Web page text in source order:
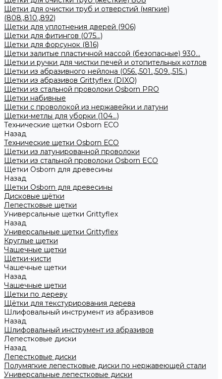
Щетки для очистки труб и отверстий (мягкие)
(808.,810.,892)
Щетки для уплотнения дверей (906)
Щетки для фитингов (075...)
Щетки для форсунок (816)
Щетки залитые пластичной массой (безопасные) 930...
Щетки и ручки для чистки печей и отопительных котлов
Щетки из абразивного нейлона (056..,501..,509..,515..)
Щетки из абразивов Grittyflex (DIXO)
Щетки из стальной проволоки Osborn PRO
Щетки набивные
Щетки с проволокой из нержавейки и латуни
Щетки-метлы для уборки (104...)
Технические щетки Osborn ЕСО
Назад
Технические щетки Osborn ЕСО
Щетки из латунированной проволоки
Щетки из стальной проволоки Osborn ECO
Щетки Osborn для древесины
Назад
Щетки Osborn для древесины
Дисковые щётки
Лепестковые щетки
Универсальные щетки Grittyflex
Назад
Универсальные щетки Grittyflex
Круглые щетки
Чашечные щетки
Щетки-кисти
Чашечные щетки
Назад
Чашечные щетки
Щетки по дереву
Щётки для текстурирования дерева
Шлифовальный инструмент из абразивов
Назад
Шлифовальный инструмент из абразивов
Лепестковые диски
Назад
Лепестковые диски
Полумягкие лепестковые диски по нержавеющей стали
Универсальные лепестковые диски